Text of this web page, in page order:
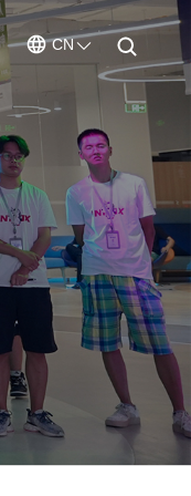
CN
ENGLISH
CHINESE